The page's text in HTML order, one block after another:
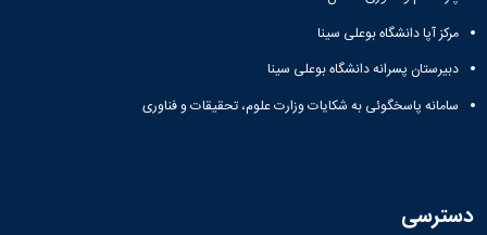
رهبری
تماس
دانشگاه
مرکز آپا دانشگاه بوعلی سینا
دبیرستان پسرانه دانشگاه بوعلی سینا
سامانه پاسخگوئی به شکایات وزارت علوم، تحقیقات و فناوری
دسترسی